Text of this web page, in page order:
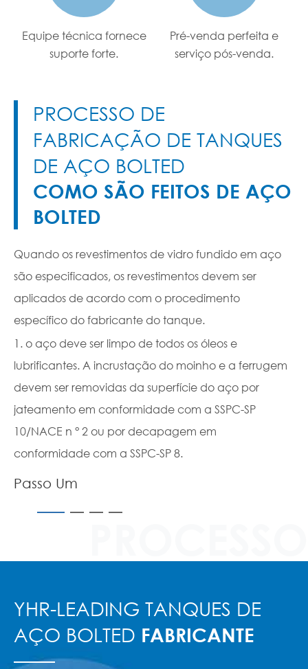
Equipe técnica fornece
suporte forte.
Pré-venda perfeita e
serviço pós-venda.
PROCESSO DE
FABRICAÇÃO DE TANQUES
DE AÇO BOLTED
COMO SÃO FEITOS DE AÇO
BOLTED
Quando os revestimentos de vidro fundido em aço
são especificados, os revestimentos devem ser
aplicados de acordo com o procedimento
específico do fabricante do tanque.
1. o aço deve ser limpo de todos os óleos e
lubrificantes. A incrustação do moinho e a ferrugem
devem ser removidas da superfície do aço por
jateamento em conformidade com a SSPC-SP
10/NACE n ° 2 ou por decapagem em
conformidade com a SSPC-SP 8.
Passo Um
YHR-LEADING TANQUES DE
AÇO BOLTED FABRICANTE